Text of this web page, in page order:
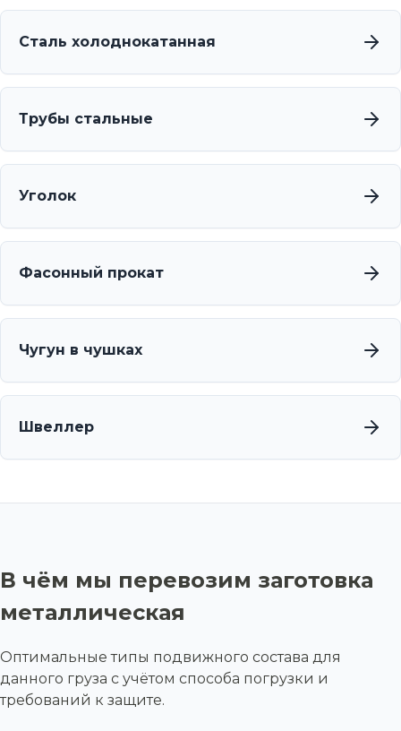
Сталь холоднокатанная
Трубы стальные
Уголок
Фасонный прокат
Чугун в чушках
Швеллер
В чём мы перевозим заготовка
металлическая
Оптимальные типы подвижного состава для
данного груза с учётом способа погрузки и
требований к защите.